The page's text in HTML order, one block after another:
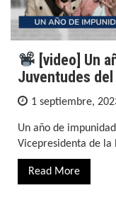
[video] Un
Juventudes
1 septiembre,
Un año de
Vicepresidenta de la
Read More